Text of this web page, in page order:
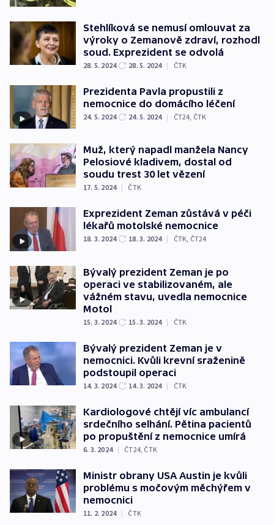
Stehlíková se nemusí omlouvat za
výroky o Zemanově zdraví, rozhodl
soud. Exprezident se odvolá
28. 5. 2024 28. 5. 2024 | ČTK
Prezidenta Pavla propustili z
nemocnice do domácího léčení
24. 5. 2024 24. 5. 2024 | ČT24 ČTK
Muž, který napadl manžela Nancy
Pelosiové kladivem, dostal od
soudu trest 30 let vězení
17. 5. 2024 | ČTK
Exprezident Zeman zůstává v péči
lékařů motolské nemocnice
18. 3. 2024 18. 3. 2024 | ČTK, ČT24
Bývalý prezident Zeman je po
operaci ve stabilizovaném, ale
vážném stavu, uvedla nemocnice
Motol
15. 3. 2024 15. 3. 2024 | ČTK
Bývalý prezident Zeman je v
nemocnici. Kvůli krevní sraženině
podstoupil operaci
14. 3. 2024 14. 3. 2024 | ČTK
Kardiologové chtějí víc ambulancí
srdečního selhání. Pětina pacientů
po propuštění z nemocnice umírá
6. 3. 2024 | ČT24 ČTK
Ministr obrany USA Austin je kvůli
problému s močovým měchýřem v
nemocnici
11. 2. 2024 | ČTK